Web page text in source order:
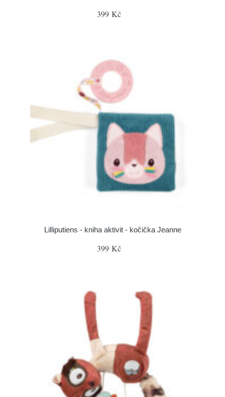
399 Kč
Lilliputiens - kniha aktivit - kočička Jeanne
399 Kč